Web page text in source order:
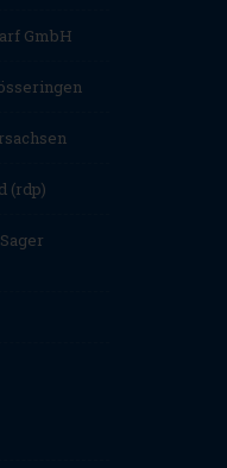
GmbH
(rdp)